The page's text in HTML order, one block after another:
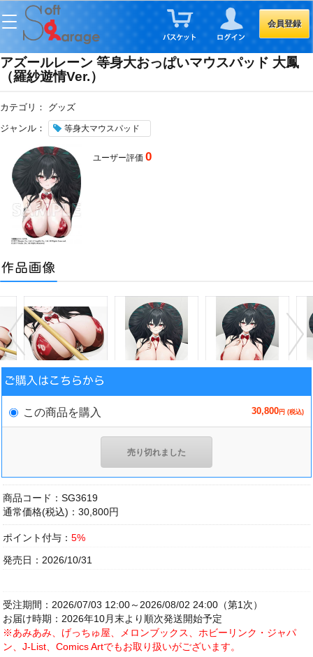
会員登録
アズールレーン 等身大おっぱいマウスパッド 大鳳
（羅紗遊情Ver.）
カテゴリ：
グッズ
ジャンル：
等身大マウスパッド
ユーザー評価0
この商品を購入 30,800円 (税込)
売り切れました
商品コード：SG3619
通常価格(税込)：30,800円
ポイント付与：5%
発売日：2026/10/31
受注期間：2026/07/03 12:00～2026/08/02 24:00（第1次）
お届け時期：2026年10月末より順次発送開始予定
※あみあみ、げっちゅ屋、メロンブックス、ホビーリンク・ジャパ
ン、J-List、Comics Artでもお取り扱いがございます。